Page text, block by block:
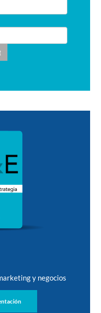
y negocios